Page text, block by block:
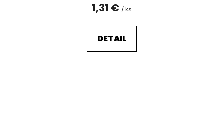
1,31 € / ks
DETAIL